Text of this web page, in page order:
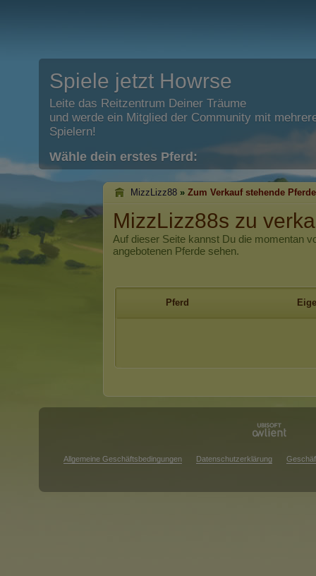
Spiele jetzt Howrse
Leite das Reitzentrum Deiner Träume
und werde ein Mitglied der Community mit
Spielern!
Wähle dein erstes Pferd:
MizzLizz88 » Zum Verkauf stehende Pferde
MizzLizz88s zu
Auf dieser Seite kannst Du die momentan
angebotenen Pferde sehen.
Pferd
Allgemeine Geschäftsbedingungen Datenschutzerklärung